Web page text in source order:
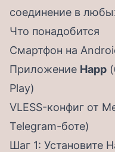
соединение в
Что понадобится
Смартфон на
Приложение Happ
Play)
VLESS-конфиг от
Telegram-боте)
Шаг 1: Установите